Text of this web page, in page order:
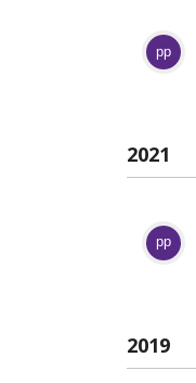
pp
2021
pp
2019